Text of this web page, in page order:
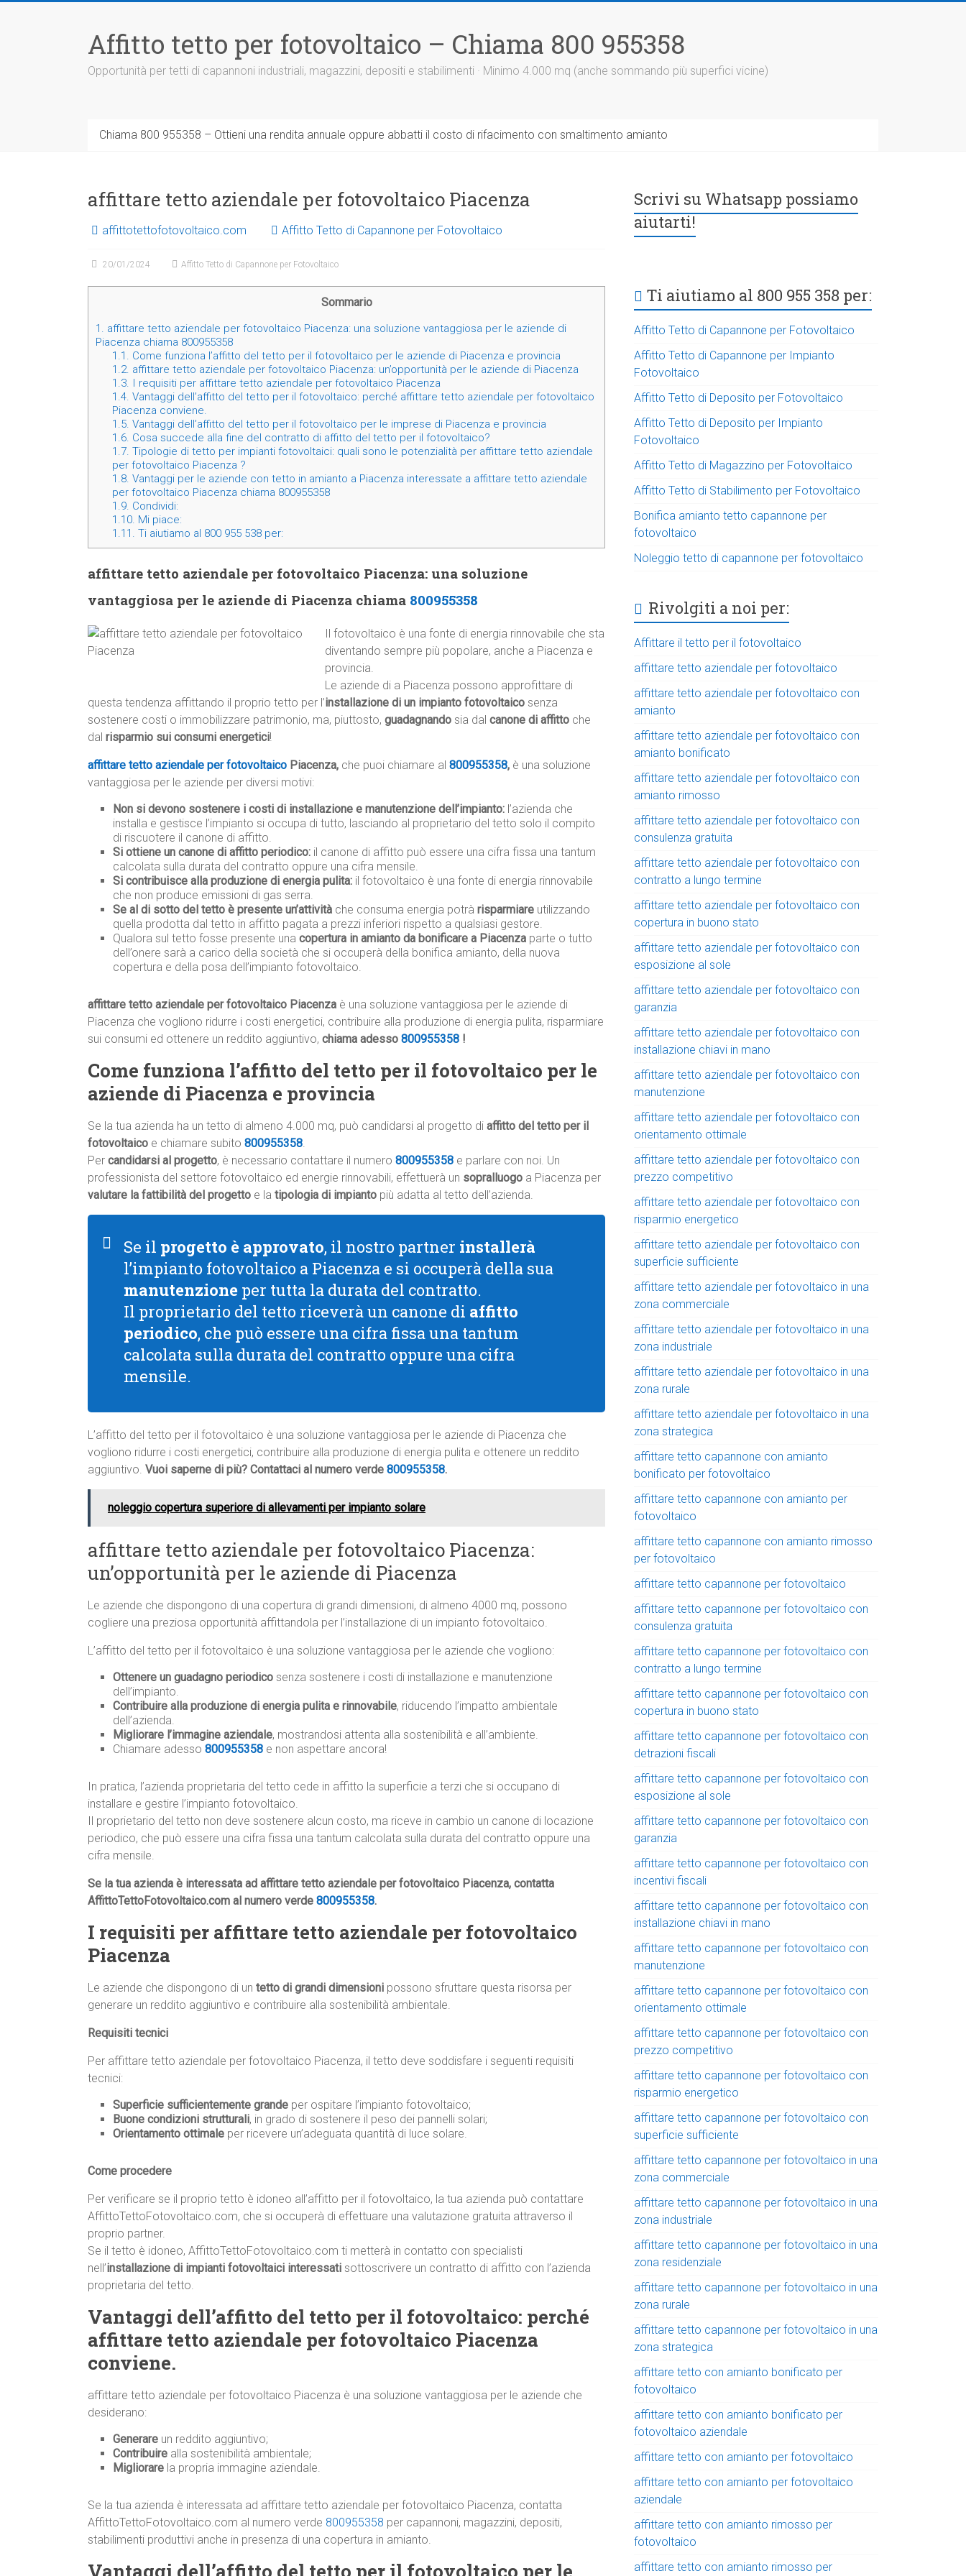
Affitto tetto per fotovoltaico – Chiama 800 955358
Opportunità per tetti di capannoni industriali, magazzini, depositi e stabilimenti · Minimo 4.000 mq (anche sommando più superfici vicine)
Chiama 800 955358 – Ottieni una rendita annuale oppure abbatti il costo di rifacimento con smaltimento amianto
affittare tetto aziendale per fotovoltaico Piacenza
affittotettofotovoltaico.com Affitto Tetto di Capannone per Fotovoltaico
20/01/2024 Affitto Tetto di Capannone per Fotovoltaico
Sommario
1. affittare tetto aziendale per fotovoltaico Piacenza: una soluzione vantaggiosa per le aziende di
Piacenza chiama 800955358
1.1. Come funziona l’affitto del tetto per il fotovoltaico per le aziende di Piacenza e provincia
1.2. affittare tetto aziendale per fotovoltaico Piacenza: un’opportunità per le aziende di Piacenza
1.3. I requisiti per affittare tetto aziendale per fotovoltaico Piacenza
1.4. Vantaggi dell’affitto del tetto per il fotovoltaico: perché affittare tetto aziendale per fotovoltaico
Piacenza conviene.
1.5. Vantaggi dell’affitto del tetto per il fotovoltaico per le imprese di Piacenza e provincia
1.6. Cosa succede alla fine del contratto di affitto del tetto per il fotovoltaico?
1.7. Tipologie di tetto per impianti fotovoltaici: quali sono le potenzialità per affittare tetto aziendale
per fotovoltaico Piacenza ?
1.8. Vantaggi per le aziende con tetto in amianto a Piacenza interessate a affittare tetto aziendale
per fotovoltaico Piacenza chiama 800955358
1.9. Condividi:
1.10. Mi piace:
1.11. Ti aiutiamo al 800 955 538 per:
affittare tetto aziendale per fotovoltaico Piacenza: una soluzione
vantaggiosa per le aziende di Piacenza chiama 800955358
Il fotovoltaico è una fonte di energia rinnovabile che sta
diventando sempre più popolare, anche a Piacenza e
provincia.
Le aziende di a Piacenza possono approfittare di
questa tendenza affittando il proprio tetto per l’installazione di un impianto fotovoltaico senza
sostenere costi o immobilizzare patrimonio, ma, piuttosto, guadagnando sia dal canone di affitto che
dal risparmio sui consumi energetici!
affittare tetto aziendale per fotovoltaico Piacenza, che puoi chiamare al 800955358, è una soluzione
vantaggiosa per le aziende per diversi motivi:
Non si devono sostenere i costi di installazione e manutenzione dell’impianto: l’azienda che
installa e gestisce l’impianto si occupa di tutto, lasciando al proprietario del tetto solo il compito
di riscuotere il canone di affitto.
Si ottiene un canone di affitto periodico: il canone di affitto può essere una cifra fissa una tantum
calcolata sulla durata del contratto oppure una cifra mensile.
Si contribuisce alla produzione di energia pulita: il fotovoltaico è una fonte di energia rinnovabile
che non produce emissioni di gas serra.
Se al di sotto del tetto è presente un’attività che consuma energia potrà risparmiare utilizzando
quella prodotta dal tetto in affitto pagata a prezzi inferiori rispetto a qualsiasi gestore.
Qualora sul tetto fosse presente una copertura in amianto da bonificare a Piacenza parte o tutto
dell’onere sarà a carico della società che si occuperà della bonifica amianto, della nuova
copertura e della posa dell’impianto fotovoltaico.
affittare tetto aziendale per fotovoltaico Piacenza è una soluzione vantaggiosa per le aziende di
Piacenza che vogliono ridurre i costi energetici, contribuire alla produzione di energia pulita, risparmiare
sui consumi ed ottenere un reddito aggiuntivo, chiama adesso 800955358 !
Come funziona l’affitto del tetto per il fotovoltaico per le
aziende di Piacenza e provincia
Se la tua azienda ha un tetto di almeno 4.000 mq, può candidarsi al progetto di affitto del tetto per il
fotovoltaico e chiamare subito 800955358.
Per candidarsi al progetto, è necessario contattare il numero 800955358 e parlare con noi. Un
professionista del settore fotovoltaico ed energie rinnovabili, effettuerà un sopralluogo a Piacenza per
valutare la fattibilità del progetto e la tipologia di impianto più adatta al tetto dell’azienda.
Se il progetto è approvato, il nostro partner installerà
l’impianto fotovoltaico a Piacenza e si occuperà della sua
manutenzione per tutta la durata del contratto.
Il proprietario del tetto riceverà un canone di affitto
periodico, che può essere una cifra fissa una tantum
calcolata sulla durata del contratto oppure una cifra
mensile.
L’affitto del tetto per il fotovoltaico è una soluzione vantaggiosa per le aziende di Piacenza che
vogliono ridurre i costi energetici, contribuire alla produzione di energia pulita e ottenere un reddito
aggiuntivo. Vuoi saperne di più? Contattaci al numero verde 800955358.
noleggio copertura superiore di allevamenti per impianto solare
affittare tetto aziendale per fotovoltaico Piacenza:
un’opportunità per le aziende di Piacenza
Le aziende che dispongono di una copertura di grandi dimensioni, di almeno 4000 mq, possono
cogliere una preziosa opportunità affittandola per l’installazione di un impianto fotovoltaico.
L’affitto del tetto per il fotovoltaico è una soluzione vantaggiosa per le aziende che vogliono:
Ottenere un guadagno periodico senza sostenere i costi di installazione e manutenzione
dell’impianto.
Contribuire alla produzione di energia pulita e rinnovabile, riducendo l’impatto ambientale
dell’azienda.
Migliorare l’immagine aziendale, mostrandosi attenta alla sostenibilità e all’ambiente.
Chiamare adesso 800955358 e non aspettare ancora!
In pratica, l’azienda proprietaria del tetto cede in affitto la superficie a terzi che si occupano di
installare e gestire l’impianto fotovoltaico.
Il proprietario del tetto non deve sostenere alcun costo, ma riceve in cambio un canone di locazione
periodico, che può essere una cifra fissa una tantum calcolata sulla durata del contratto oppure una
cifra mensile.
Se la tua azienda è interessata ad affittare tetto aziendale per fotovoltaico Piacenza, contatta
AffittoTettoFotovoltaico.com al numero verde 800955358.
I requisiti per affittare tetto aziendale per fotovoltaico
Piacenza
Le aziende che dispongono di un tetto di grandi dimensioni possono sfruttare questa risorsa per
generare un reddito aggiuntivo e contribuire alla sostenibilità ambientale.
Requisiti tecnici
Per affittare tetto aziendale per fotovoltaico Piacenza, il tetto deve soddisfare i seguenti requisiti
tecnici:
Superficie sufficientemente grande per ospitare l’impianto fotovoltaico;
Buone condizioni strutturali, in grado di sostenere il peso dei pannelli solari;
Orientamento ottimale per ricevere un’adeguata quantità di luce solare.
Come procedere
Per verificare se il proprio tetto è idoneo all’affitto per il fotovoltaico, la tua azienda può contattare
AffittoTettoFotovoltaico.com, che si occuperà di effettuare una valutazione gratuita attraverso il
proprio partner.
Se il tetto è idoneo, AffittoTettoFotovoltaico.com ti metterà in contatto con specialisti
nell’installazione di impianti fotovoltaici interessati sottoscrivere un contratto di affitto con l’azienda
proprietaria del tetto.
Vantaggi dell’affitto del tetto per il fotovoltaico: perché
affittare tetto aziendale per fotovoltaico Piacenza
conviene.
affittare tetto aziendale per fotovoltaico Piacenza è una soluzione vantaggiosa per le aziende che
desiderano:
Generare un reddito aggiuntivo;
Contribuire alla sostenibilità ambientale;
Migliorare la propria immagine aziendale.
Se la tua azienda è interessata ad affittare tetto aziendale per fotovoltaico Piacenza, contatta
AffittoTettoFotovoltaico.com al numero verde 800955358 per capannoni, magazzini, depositi,
stabilimenti produttivi anche in presenza di una copertura in amianto.
Vantaggi dell’affitto del tetto per il fotovoltaico per le
Scrivi su Whatsapp possiamo
aiutarti!
Ti aiutiamo al 800 955 358 per:
Affitto Tetto di Capannone per Fotovoltaico
Affitto Tetto di Capannone per Impianto
Fotovoltaico
Affitto Tetto di Deposito per Fotovoltaico
Affitto Tetto di Deposito per Impianto
Fotovoltaico
Affitto Tetto di Magazzino per Fotovoltaico
Affitto Tetto di Stabilimento per Fotovoltaico
Bonifica amianto tetto capannone per
fotovoltaico
Noleggio tetto di capannone per fotovoltaico
Rivolgiti a noi per:
Affittare il tetto per il fotovoltaico
affittare tetto aziendale per fotovoltaico
affittare tetto aziendale per fotovoltaico con
amianto
affittare tetto aziendale per fotovoltaico con
amianto bonificato
affittare tetto aziendale per fotovoltaico con
amianto rimosso
affittare tetto aziendale per fotovoltaico con
consulenza gratuita
affittare tetto aziendale per fotovoltaico con
contratto a lungo termine
affittare tetto aziendale per fotovoltaico con
copertura in buono stato
affittare tetto aziendale per fotovoltaico con
esposizione al sole
affittare tetto aziendale per fotovoltaico con
garanzia
affittare tetto aziendale per fotovoltaico con
installazione chiavi in mano
affittare tetto aziendale per fotovoltaico con
manutenzione
affittare tetto aziendale per fotovoltaico con
orientamento ottimale
affittare tetto aziendale per fotovoltaico con
prezzo competitivo
affittare tetto aziendale per fotovoltaico con
risparmio energetico
affittare tetto aziendale per fotovoltaico con
superficie sufficiente
affittare tetto aziendale per fotovoltaico in una
zona commerciale
affittare tetto aziendale per fotovoltaico in una
zona industriale
affittare tetto aziendale per fotovoltaico in una
zona rurale
affittare tetto aziendale per fotovoltaico in una
zona strategica
affittare tetto capannone con amianto
bonificato per fotovoltaico
affittare tetto capannone con amianto per
fotovoltaico
affittare tetto capannone con amianto rimosso
per fotovoltaico
affittare tetto capannone per fotovoltaico
affittare tetto capannone per fotovoltaico con
consulenza gratuita
affittare tetto capannone per fotovoltaico con
contratto a lungo termine
affittare tetto capannone per fotovoltaico con
copertura in buono stato
affittare tetto capannone per fotovoltaico con
detrazioni fiscali
affittare tetto capannone per fotovoltaico con
esposizione al sole
affittare tetto capannone per fotovoltaico con
garanzia
affittare tetto capannone per fotovoltaico con
incentivi fiscali
affittare tetto capannone per fotovoltaico con
installazione chiavi in mano
affittare tetto capannone per fotovoltaico con
manutenzione
affittare tetto capannone per fotovoltaico con
orientamento ottimale
affittare tetto capannone per fotovoltaico con
prezzo competitivo
affittare tetto capannone per fotovoltaico con
risparmio energetico
affittare tetto capannone per fotovoltaico con
superficie sufficiente
affittare tetto capannone per fotovoltaico in una
zona commerciale
affittare tetto capannone per fotovoltaico in una
zona industriale
affittare tetto capannone per fotovoltaico in una
zona residenziale
affittare tetto capannone per fotovoltaico in una
zona rurale
affittare tetto capannone per fotovoltaico in una
zona strategica
affittare tetto con amianto bonificato per
fotovoltaico
affittare tetto con amianto bonificato per
fotovoltaico aziendale
affittare tetto con amianto per fotovoltaico
affittare tetto con amianto per fotovoltaico
aziendale
affittare tetto con amianto rimosso per
fotovoltaico
affittare tetto con amianto rimosso per